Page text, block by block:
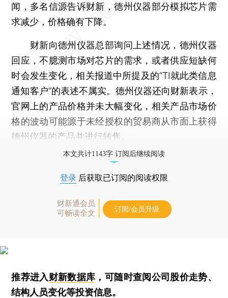
闻，多名信源告诉财新，德州仪器部分模拟芯片需
求减少，价格确有下降。
财新向德州仪器总部询问上述情况，德州仪器
回应，不臆测市场对芯片的需求，或者供应短缺何
时会发生变化，相关报道中所提及的“TI就此类信息
通知客户”的表述不属实。德州仪器还向财新表示，
官网上的产品价格并未大幅变化，相关产品市场价
格的波动可能源于未经授权的贸易商从市面上获得
德州仪器的产品并进行转售。
本文共计1143字 订阅后继续阅读
登录 后获取已订阅的阅读权限
财新通会员
可畅读全文
订阅/会员升级
推荐进入财新数据库 ，可随时查阅公司股价走势、
结构人员变化等投资信息。